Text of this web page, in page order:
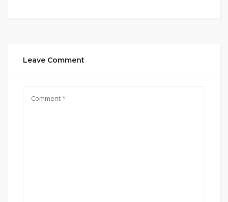
Leave Comment